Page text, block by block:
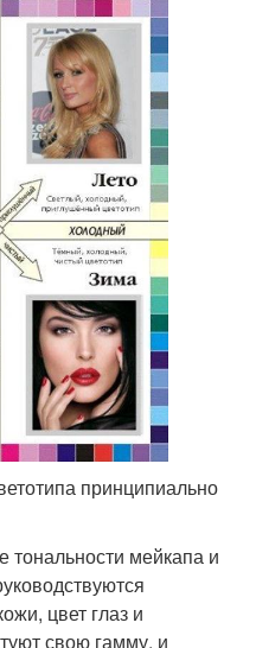
принципиально
мейкапа и
цвет глаз и
свою гамму, и